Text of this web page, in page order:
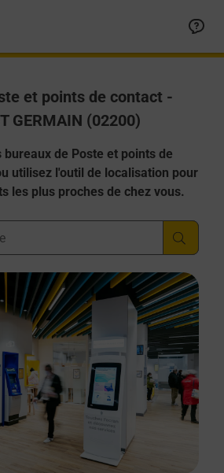
et points de contact -
GERMAIN (02200)
bureaux de Poste et points de
utilisez l'outil de localisation pour
les plus proches de chez vous.
Postal